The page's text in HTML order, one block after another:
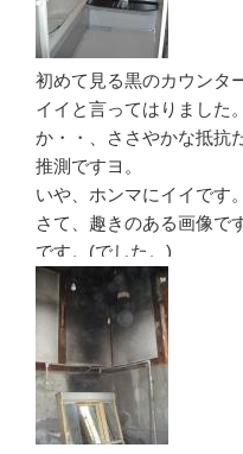
初めて見る黒のカウンタ
イイと言ってはりました
か・・、ささやかな抵
推測ですヨ。
いや、ホンマにイイです
さて、趣きのある画像で
です。(でした。)